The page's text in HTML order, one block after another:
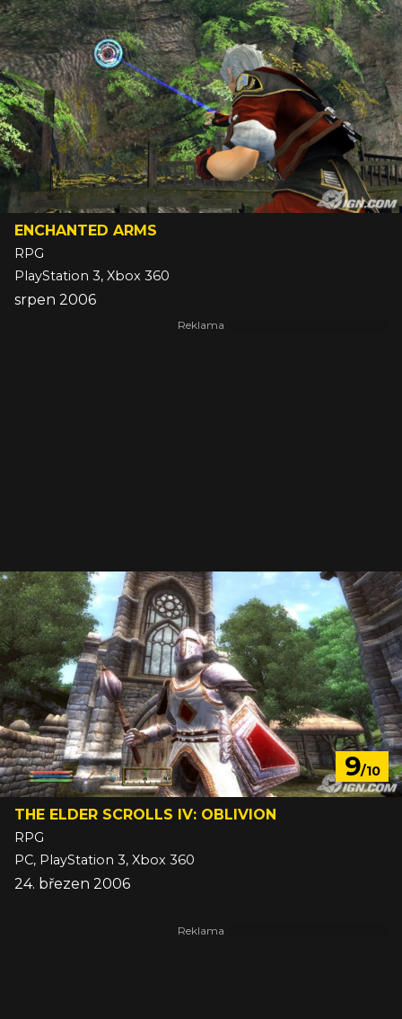
ENCHANTED ARMS
RPG
PlayStation 3, Xbox 360
srpen 2006
9/10
THE ELDER SCROLLS IV: OBLIVION
RPG
PC, PlayStation 3, Xbox 360
24. březen 2006